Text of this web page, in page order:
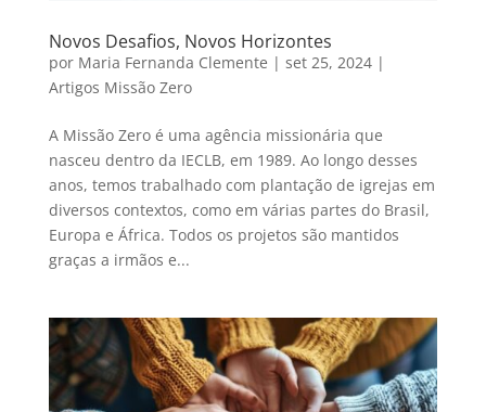
Novos Desafios, Novos Horizontes
por Maria Fernanda Clemente | set 25, 2024|
Artigos Missão Zero
A Missão Zero é uma agência missionária que
nasceu dentro da IECLB, em 1989. Ao longo desses
anos, temos trabalhado com plantação de igrejas em
diversos contextos, como em várias partes do Brasil,
Europa e África. Todos os projetos são mantidos
graças a irmãos e...